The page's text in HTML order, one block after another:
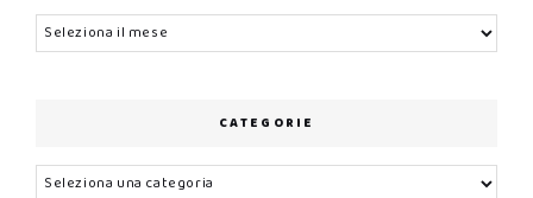
Archivi
CATEGORIE
Categorie